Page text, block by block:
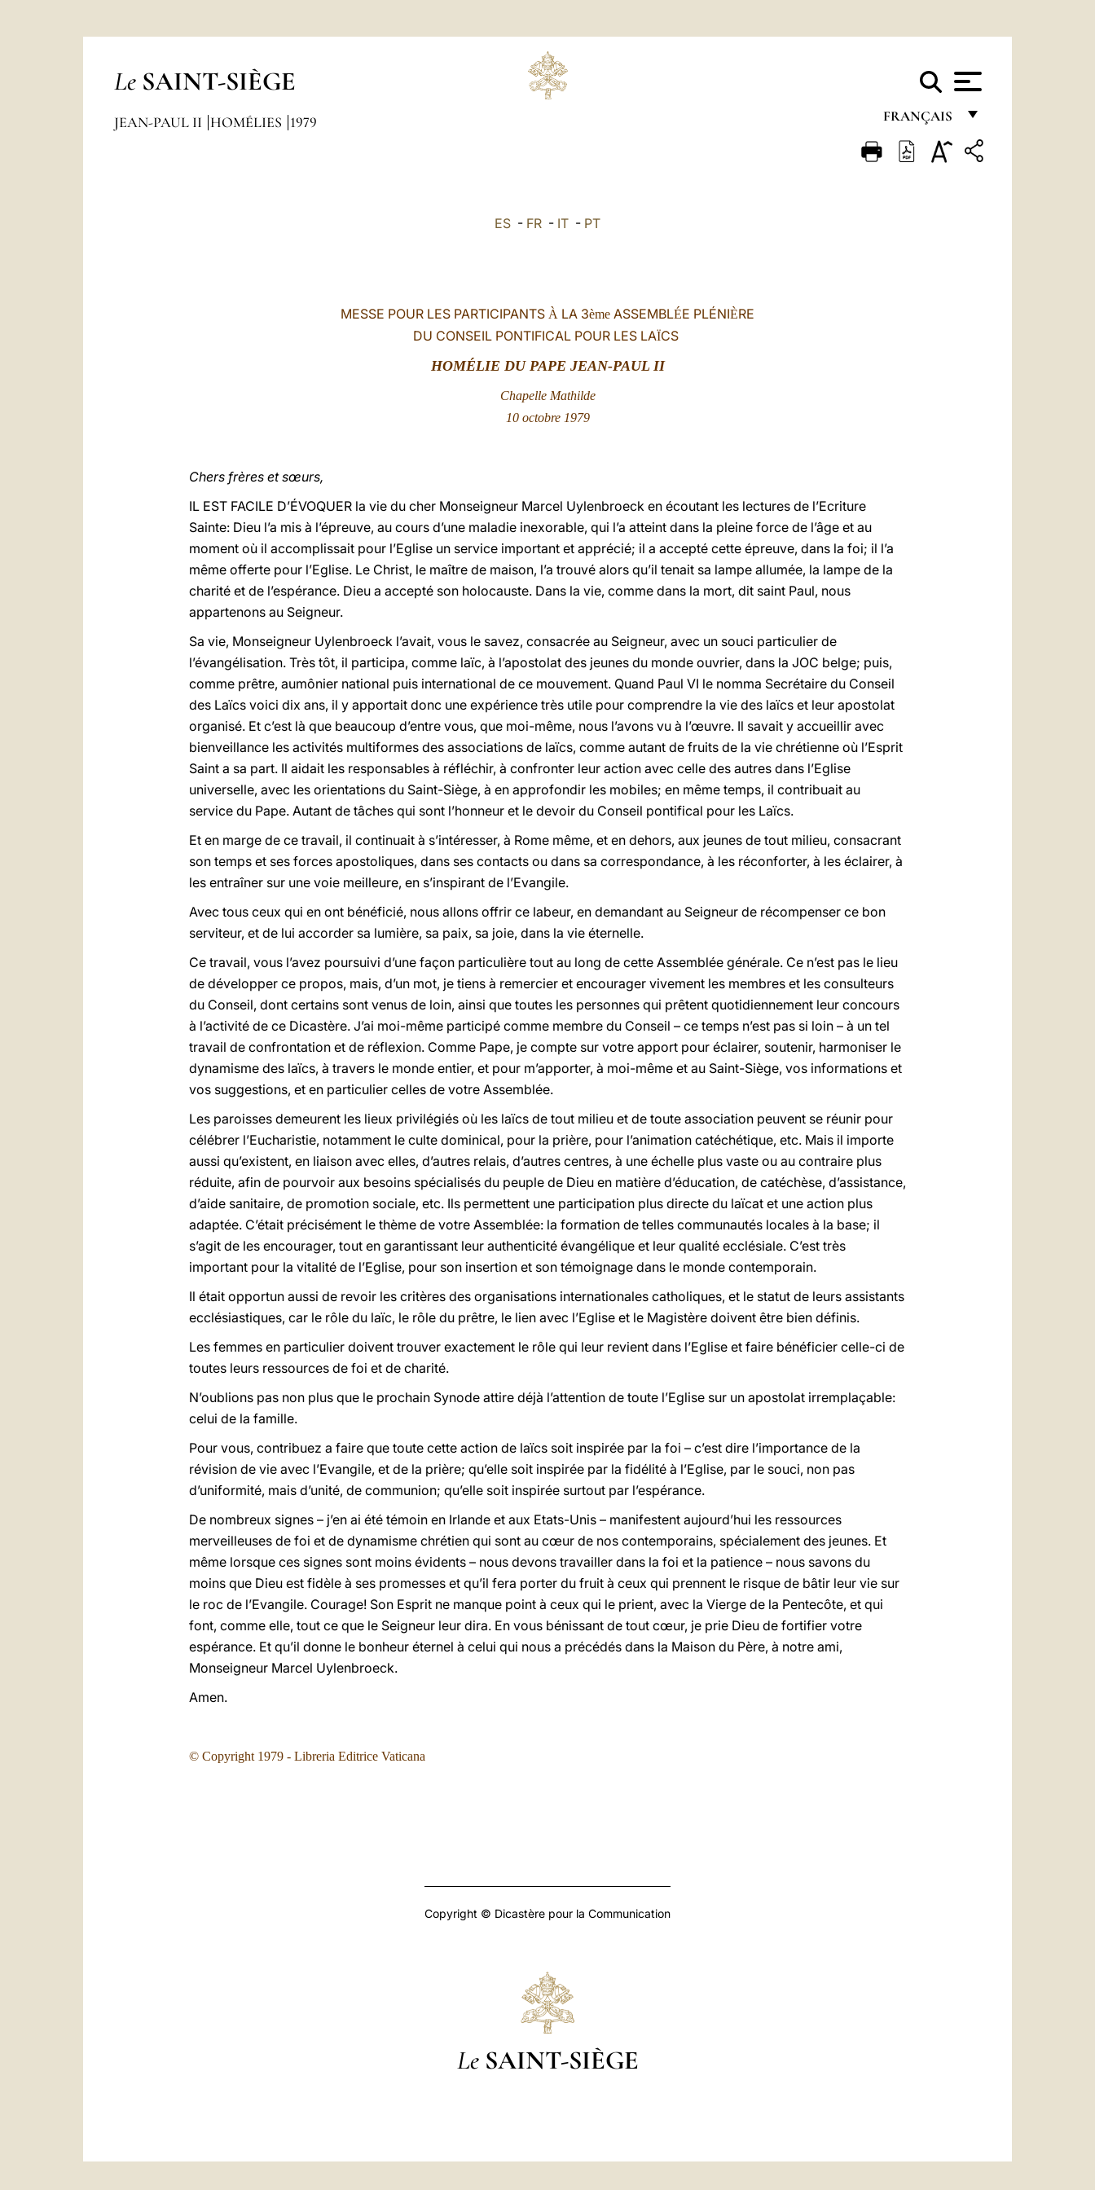
Le SAINT-SIÈGE
FRANÇAIS
FRANÇAIS
JEAN-PAUL II HOMÉLIES 1979
ES - FR - IT - PT
MESSE POUR LES PARTICIPANTS À LA 3ème ASSEMBLÉE PLÉNIÈRE
DU CONSEIL PONTIFICAL POUR LES LAÏCS
HOMÉLIE DU PAPE JEAN-PAUL II
Chapelle Mathilde
10 octobre 1979
Chers frères et sœurs,
IL EST FACILE D’ÉVOQUER la vie du cher Monseigneur Marcel Uylenbroeck en écoutant les lectures de l’Ecriture
Sainte: Dieu l’a mis à l’épreuve, au cours d’une maladie inexorable, qui l’a atteint dans la pleine force de l’âge et au
moment où il accomplissait pour l’Eglise un service important et apprécié; il a accepté cette épreuve, dans la foi; il l’a
même offerte pour l’Eglise. Le Christ, le maître de maison, l’a trouvé alors qu’il tenait sa lampe allumée, la lampe de la
charité et de l’espérance. Dieu a accepté son holocauste. Dans la vie, comme dans la mort, dit saint Paul, nous
appartenons au Seigneur.
Sa vie, Monseigneur Uylenbroeck l’avait, vous le savez, consacrée au Seigneur, avec un souci particulier de
l’évangélisation. Très tôt, il participa, comme laïc, à l’apostolat des jeunes du monde ouvrier, dans la JOC belge; puis,
comme prêtre, aumônier national puis international de ce mouvement. Quand Paul VI le nomma Secrétaire du Conseil
des Laïcs voici dix ans, il y apportait donc une expérience très utile pour comprendre la vie des laïcs et leur apostolat
organisé. Et c’est là que beaucoup d’entre vous, que moi-même, nous l’avons vu à l’œuvre. Il savait y accueillir avec
bienveillance les activités multiformes des associations de laïcs, comme autant de fruits de la vie chrétienne où l’Esprit
Saint a sa part. Il aidait les responsables à réfléchir, à confronter leur action avec celle des autres dans l’Eglise
universelle, avec les orientations du Saint-Siège, à en approfondir les mobiles; en même temps, il contribuait au
service du Pape. Autant de tâches qui sont l’honneur et le devoir du Conseil pontifical pour les Laïcs.
Et en marge de ce travail, il continuait à s’intéresser, à Rome même, et en dehors, aux jeunes de tout milieu, consacrant
son temps et ses forces apostoliques, dans ses contacts ou dans sa correspondance, à les réconforter, à les éclairer, à
les entraîner sur une voie meilleure, en s’inspirant de l’Evangile.
Avec tous ceux qui en ont bénéficié, nous allons offrir ce labeur, en demandant au Seigneur de récompenser ce bon
serviteur, et de lui accorder sa lumière, sa paix, sa joie, dans la vie éternelle.
Ce travail, vous l’avez poursuivi d’une façon particulière tout au long de cette Assemblée générale. Ce n’est pas le lieu
de développer ce propos, mais, d’un mot, je tiens à remercier et encourager vivement les membres et les consulteurs
du Conseil, dont certains sont venus de loin, ainsi que toutes les personnes qui prêtent quotidiennement leur concours
à l’activité de ce Dicastère. J’ai moi-même participé comme membre du Conseil – ce temps n’est pas si loin – à un tel
travail de confrontation et de réflexion. Comme Pape, je compte sur votre apport pour éclairer, soutenir, harmoniser le
dynamisme des laïcs, à travers le monde entier, et pour m’apporter, à moi-même et au Saint-Siège, vos informations et
vos suggestions, et en particulier celles de votre Assemblée.
Les paroisses demeurent les lieux privilégiés où les laïcs de tout milieu et de toute association peuvent se réunir pour
célébrer l’Eucharistie, notamment le culte dominical, pour la prière, pour l’animation catéchétique, etc. Mais il importe
aussi qu’existent, en liaison avec elles, d’autres relais, d’autres centres, à une échelle plus vaste ou au contraire plus
réduite, afin de pourvoir aux besoins spécialisés du peuple de Dieu en matière d’éducation, de catéchèse, d’assistance,
d’aide sanitaire, de promotion sociale, etc. Ils permettent une participation plus directe du laïcat et une action plus
adaptée. C’était précisément le thème de votre Assemblée: la formation de telles communautés locales à la base; il
s’agit de les encourager, tout en garantissant leur authenticité évangélique et leur qualité ecclésiale. C’est très
important pour la vitalité de l’Eglise, pour son insertion et son témoignage dans le monde contemporain.
Il était opportun aussi de revoir les critères des organisations internationales catholiques, et le statut de leurs assistants
ecclésiastiques, car le rôle du laïc, le rôle du prêtre, le lien avec l’Eglise et le Magistère doivent être bien définis.
Les femmes en particulier doivent trouver exactement le rôle qui leur revient dans l’Eglise et faire bénéficier celle-ci de
toutes leurs ressources de foi et de charité.
N’oublions pas non plus que le prochain Synode attire déjà l’attention de toute l’Eglise sur un apostolat irremplaçable:
celui de la famille.
Pour vous, contribuez a faire que toute cette action de laïcs soit inspirée par la foi – c’est dire l’importance de la
révision de vie avec l’Evangile, et de la prière; qu’elle soit inspirée par la fidélité à l’Eglise, par le souci, non pas
d’uniformité, mais d’unité, de communion; qu’elle soit inspirée surtout par l’espérance.
De nombreux signes – j’en ai été témoin en Irlande et aux Etats-Unis – manifestent aujourd’hui les ressources
merveilleuses de foi et de dynamisme chrétien qui sont au cœur de nos contemporains, spécialement des jeunes. Et
même lorsque ces signes sont moins évidents – nous devons travailler dans la foi et la patience – nous savons du
moins que Dieu est fidèle à ses promesses et qu’il fera porter du fruit à ceux qui prennent le risque de bâtir leur vie sur
le roc de l’Evangile. Courage! Son Esprit ne manque point à ceux qui le prient, avec la Vierge de la Pentecôte, et qui
font, comme elle, tout ce que le Seigneur leur dira. En vous bénissant de tout cœur, je prie Dieu de fortifier votre
espérance. Et qu’il donne le bonheur éternel à celui qui nous a précédés dans la Maison du Père, à notre ami,
Monseigneur Marcel Uylenbroeck.
Amen.
© Copyright 1979 - Libreria Editrice Vaticana
Copyright © Dicastère pour la Communication
Le SAINT-SIÈGE